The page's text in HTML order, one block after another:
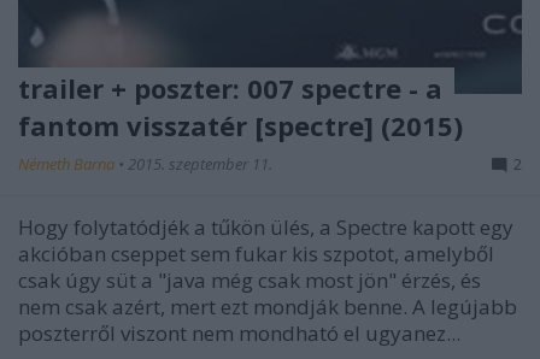
trailer + poszter: 007 spectre - a
fantom visszatér [spectre] (2015)
Németh Barna • 2015. szeptember 11. 2
Hogy folytatódjék a tűkön ülés, a Spectre kapott egy
akcióban cseppet sem fukar kis szpotot, amelyből
csak úgy süt a "java még csak most jön" érzés, és
nem csak azért, mert ezt mondják benne. A legújabb
poszterről viszont nem mondható el ugyanez...